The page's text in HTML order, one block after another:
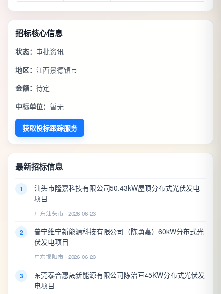
招标核心信息
状态： 审批资讯
地区： 江西景德镇市
金额： 待定
中标单位： 暂无
获取投标跟踪服务
最新招标信息
1
汕头市隆嘉科技有限公司50.43kW屋顶分布式光伏发电
项目
广东汕头市 · 2026-06-23
2
普宁维宁新能源科技有限公司（陈勇嘉）60kW分布式光
伏发电项目
广东揭阳市 · 2026-06-23
3
东莞泰合惠晟新能源有限公司陈治亘45KW分布式光伏发
电项目